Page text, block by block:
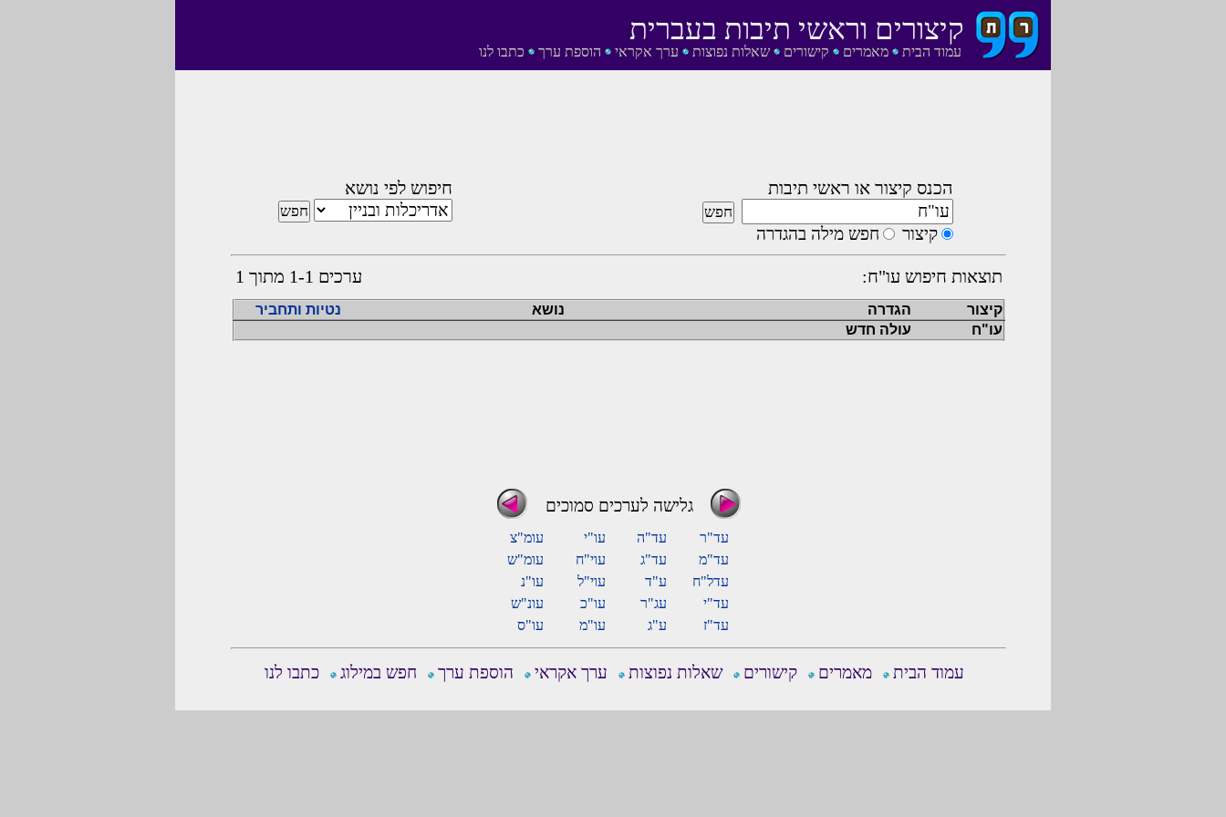
עמוד הבית מאמרים קישורים שאלות נפוצות ערך אקראי הוספת ערך כתבו לנו
קיצורים וראשי תיבות בעברית
הכנס קיצור או ראשי תיבות
קיצור חפש מילה בהגדרה
חיפוש לפי נושא
תוצאות חיפוש עו"ח: ערכים 1-1 מתוך 1
קיצור הגדרה נושא
נטיות ותחביר
עו"ח
עולה חדש
גלישה לערכים סמוכים
עד"ר עד"ה עו"י
עומ"צ
עד"מ
עד"ג עוי"ח
עומ"ש
עדל"ח
ע"ד עוי"ל
עו"נ
עד"י
עג"ר עו"כ
עונ"ש
עד"ז
ע"ג עו"מ עו"ס
עמוד הבית מאמרים קישורים שאלות נפוצות ערך אקראי הוספת ערך חפש במילוג כתבו לנו